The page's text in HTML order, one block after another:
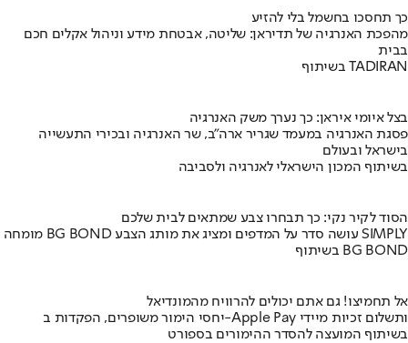
כך תחסכו בחשמל בלי להזיע
מהפכת האנרגיה של תדיראן: שליטה, אבטחת מידע וניהול אקלים חכם
בבית
בשיתוף TADIRAN
בצל איומי איראן: כך נערך משק האנרגיה
פסגת האנרגיה במעמד שגריר ארה"ב, שר האנרגיה ובכירי התעשייה
בישראל ובעולם
בשיתוף המכון הישראלי לאנרגיה ולסביבה
הסוד לקיר נקי: כך תבחרו צבע שמתאים לבית שלכם
מומחה BG BOND עושה סדר על המדפים ומציג את מותג הצבע SIMPLY
בשיתוף BG BOND
אל תחמיצו! גם אתם יכולים להרוויח מהמונדיאל
יחסי הימור משופרים, הפקדות ב-Apple Pay ותשלום זכיות מיידי
בשיתוף המועצה להסדר ההימורים בספורט